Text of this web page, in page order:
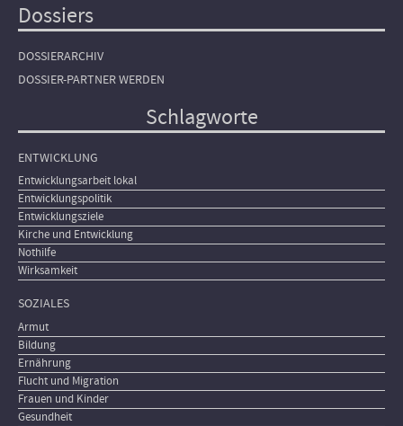
Dossiers
DOSSIERARCHIV
DOSSIER-PARTNER WERDEN
Schlagworte
ENTWICKLUNG
Entwicklungsarbeit lokal
Entwicklungspolitik
Entwicklungsziele
Kirche und Entwicklung
Nothilfe
Wirksamkeit
SOZIALES
Armut
Bildung
Ernährung
Flucht und Migration
Frauen und Kinder
Gesundheit